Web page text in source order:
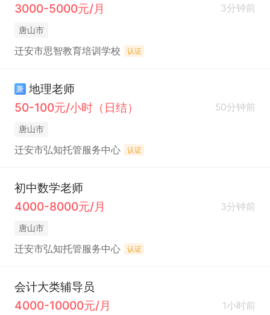
3000-5000元/月
3分钟前
唐山市
迁安市思智教育培训学校 认证
兼 地理老师
50-100元/小时（日结）
50分钟前
唐山市
迁安市弘知托管服务中心 认证
初中数学老师
4000-8000元/月
3分钟前
唐山市
迁安市弘知托管服务中心 认证
会计大类辅导员
4000-10000元/月
1小时前